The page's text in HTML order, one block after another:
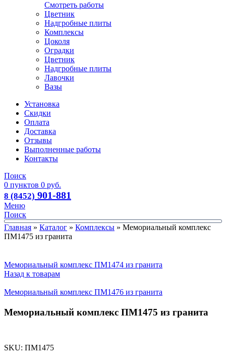
Смотреть работы
Цветник
Надгробные плиты
Комплексы
Цоколя
Оградки
Цветник
Надгробные плиты
Лавочки
Вазы
Установка
Скидки
Оплата
Доставка
Отзывы
Выполненные работы
Контакты
Поиск
0 пунктов 0 руб.
8 (8452) 901-881
Меню
Поиск
Главная » Каталог » Комплексы » Мемориальный комплекс
ПМ1475 из гранита
Мемориальный комплекс ПМ1474 из гранита
Назад к товарам
Мемориальный комплекс ПМ1476 из гранита
Мемориальный комплекс ПМ1475 из гранита
SKU: ПМ1475